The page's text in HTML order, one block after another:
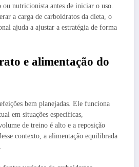
nutricionista antes de iniciar o uso.
a carga de carboidratos da dieta, o
ajuda a ajustar a estratégia de forma
e alimentação do
bem planejadas. Ele funciona
em situações específicas,
de treino é alto e a reposição
contexto, a alimentação equilibrada